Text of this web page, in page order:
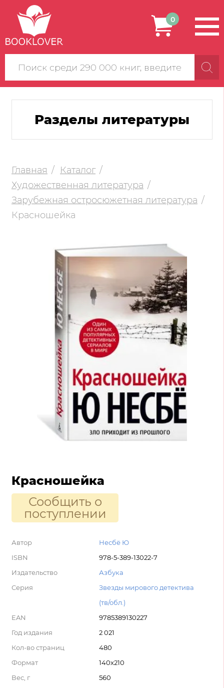
Поиск
по
сайту
0
Разделы литературы
Главная
Каталог
Художественная литература
Зарубежная остросюжетная литература
Красношейка
Красношейка
Сообщить о
поступлении
Автор
Несбё Ю
ISBN
978-5-389-13022-7
Издательство
Азбука
Серия
Звезды мирового детектива
(тв/обл.)
EAN
9785389130227
Год издания
2 021
Кол-во страниц
480
Формат
140х210
Вес, г
560